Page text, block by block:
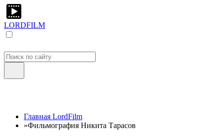
LORDFILM
Главная LordFilm
»Фильмография Никита Тарасов